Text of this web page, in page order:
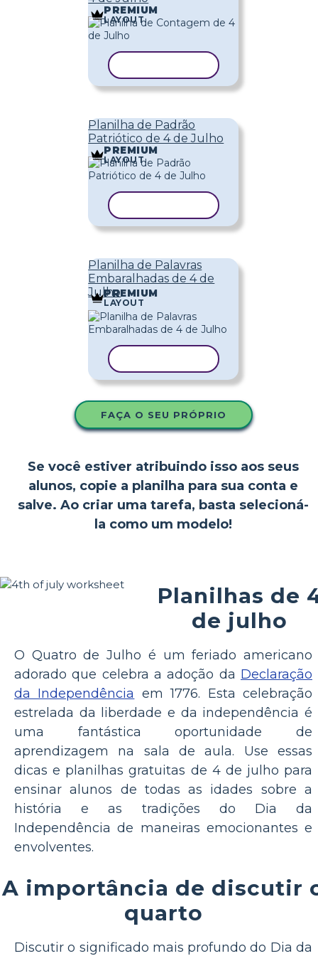
PREMIUM
LAYOUT
Planilha de Padrão
Patriótico de 4 de Julho
PREMIUM
LAYOUT
Planilha de Palavras
Embaralhadas de 4 de
JulhoPREMIUM
LAYOUT
FAÇA O SEU PRÓPRIO
Se você estiver atribuindo isso aos seus
alunos, copie a planilha para sua conta e
salve. Ao criar uma tarefa, basta selecioná-
la como um modelo!
Planilhas de
de julho
O Quatro de Julho é um feriado americano
adorado que celebra a adoção da Declaração
da Independência em 1776. Esta celebração
estrelada da liberdade e da independência é
uma fantástica oportunidade de
aprendizagem na sala de aula. Use essas
dicas e planilhas gratuitas de 4 de julho para
ensinar alunos de todas as idades sobre a
história e as tradições do Dia da
Independência de maneiras emocionantes e
envolventes.
A importância de discutir
quarto
Discutir o significado mais profundo do Dia da